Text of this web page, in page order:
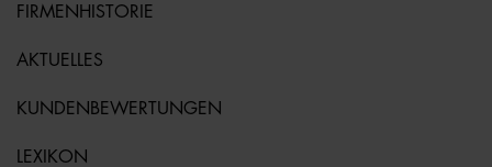
FIRMENHISTORIE
AKTUELLES
KUNDENBEWERTUNGEN
LEXIKON